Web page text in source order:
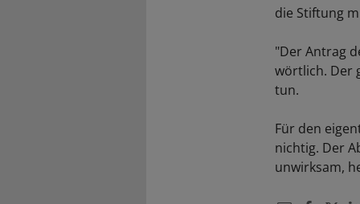
die Stiftung
"Der Antrag
wörtlich. Der
tun.
Für den
nichtig. Der
unwirksam,